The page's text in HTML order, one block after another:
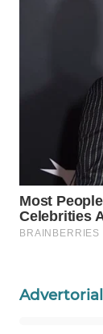
Advertorial
WAHANA
TANI
WAHANA